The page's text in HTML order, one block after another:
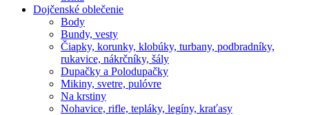
Dojčenské oblečenie
Body
Bundy, vesty
Čiapky, korunky, klobúky, turbany, podbradníky,
rukavice, nákrčníky, šály
Dupačky a Polodupačky
Mikiny, svetre, pulóvre
Na krstiny
Nohavice, rifle, tepláky, legíny, kraťasy